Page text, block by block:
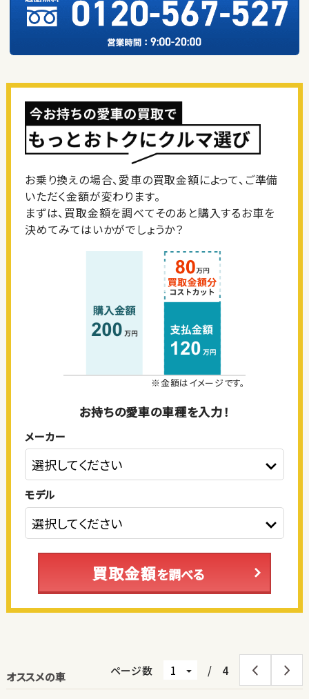
お乗り換えの場合、愛車の買取金額によって、ご準備
いただく金額が変わります。
まずは、買取金額を調べてそのあと購入するお車を
決めてみてはいかがでしょうか？
※金額はイメージです。
お持ちの愛車の車種を入力！
メーカー
モデル
買取金額を調べる
オススメの車 ページ数 / 4